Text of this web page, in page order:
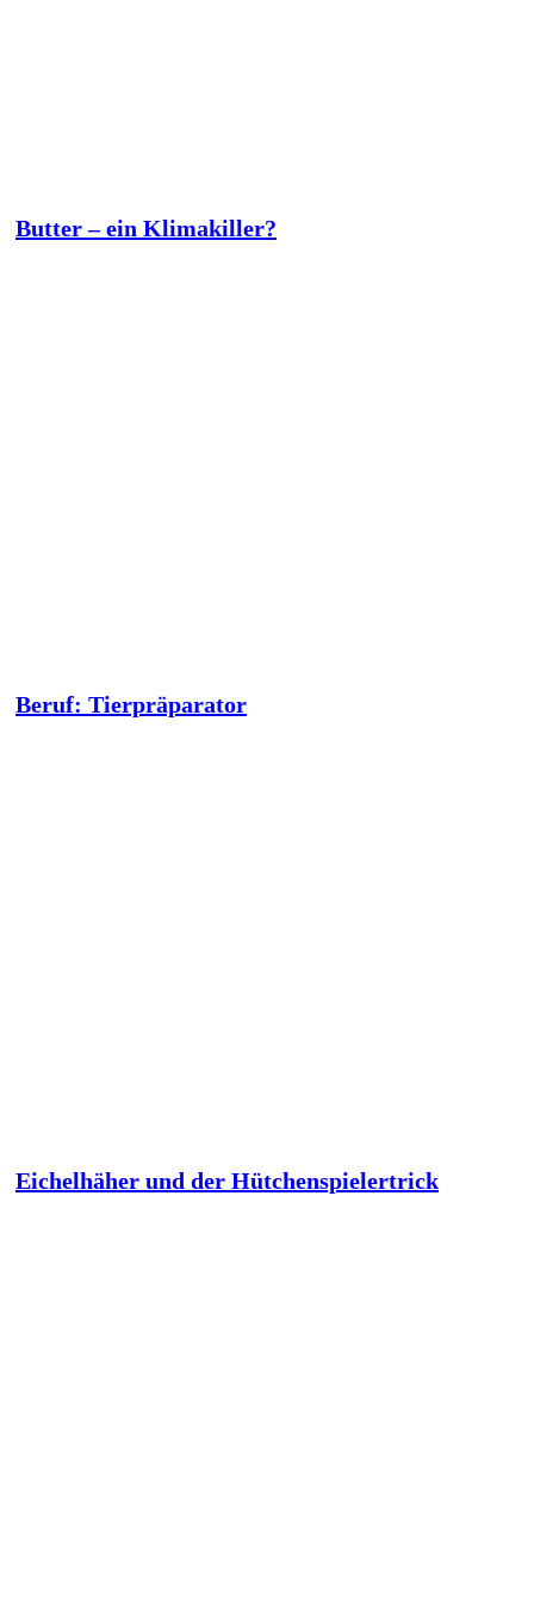
Butter – ein Klimakiller?
Beruf: Tierpräparator
Eichelhäher und der Hütchenspielertrick